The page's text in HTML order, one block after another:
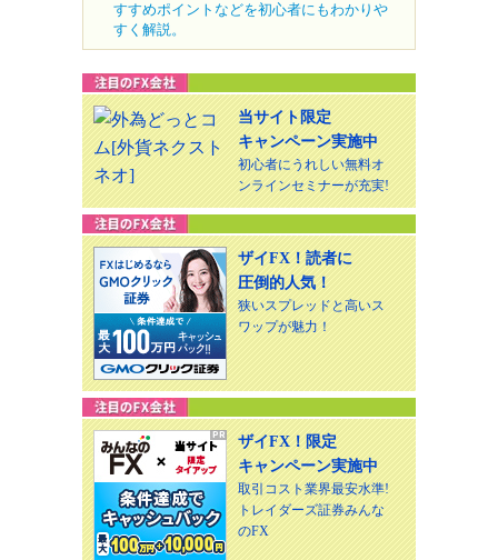
すすめポイントなどを初心者にもわかりや
すく解説。
当サイト限定
キャンペーン実施中
初心者にうれしい無料オ
ンラインセミナーが充実!
ザイFX！読者に
圧倒的人気！
狭いスプレッドと高いス
ワップが魅力！
ザイFX！限定
キャンペーン実施中
取引コスト業界最安水準!
トレイダーズ証券みんな
のFX